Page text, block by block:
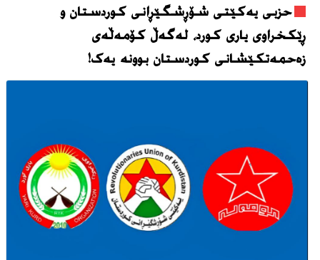
حزبی یەکێتی شۆڕشگێڕانی کوردستان و
ڕێکخراوی یاری کورد، له‌گه‌ڵ کۆمەڵەی
زەحمەتکێشانی کوردستان بوونه‌ یه‌ک!